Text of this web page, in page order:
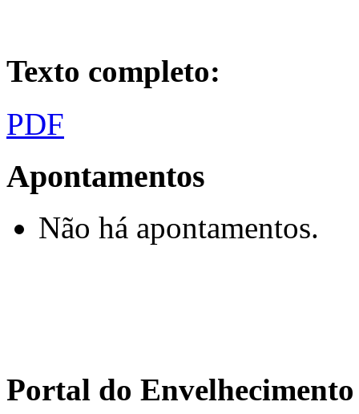
Texto completo:
PDF
Apontamentos
Não há apontamentos.
Portal do